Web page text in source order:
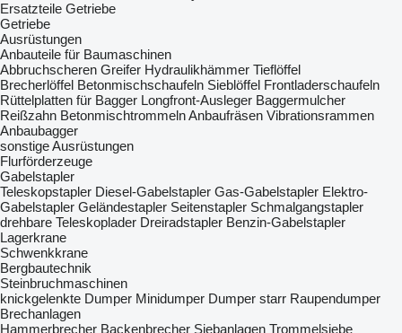
Ersatzteile Getriebe
Getriebe
Ausrüstungen
Anbauteile für Baumaschinen
Abbruchscheren Greifer Hydraulikhämmer Tieflöffel
Brecherlöffel Betonmischschaufeln Sieblöffel Frontladerschaufeln
Rüttelplatten für Bagger Longfront-Ausleger Baggermulcher
Reißzahn BetonmischtrommelnAnbaufräsen Vibrationsrammen
Anbaubagger
sonstige Ausrüstungen
Flurförderzeuge
Gabelstapler
Teleskopstapler Diesel-Gabelstapler Gas-Gabelstapler Elektro-
Gabelstapler Geländestapler Seitenstapler Schmalgangstapler
drehbare Teleskoplader Dreiradstapler Benzin-Gabelstapler
Lagerkrane
Schwenkkrane
Bergbautechnik
Steinbruchmaschinen
knickgelenkte Dumper Minidumper Dumper starr Raupendumper
Brechanlagen
Hammerbrecher Backenbrecher Siebanlagen‎ Trommelsiebe